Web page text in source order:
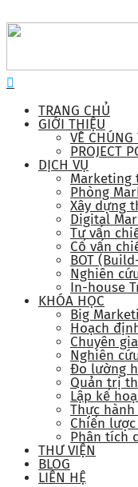
TRANG CHỦ
GIỚI THIỆU
VỀ CHÚNG
PROJECT
DỊCH VỤ
Marketing
Phòng
Xây dựng
Digital
Tư vấn
Cố vấn
BOT
Nghiên
In-house
KHÓA HỌC
Big
Hoạch
Chuyên
Nghiên
Đo lường
Quản trị
Lập kế
Thực
Chiến
Phân tích
THƯ VIỆN
BLOG
LIÊN HỆ